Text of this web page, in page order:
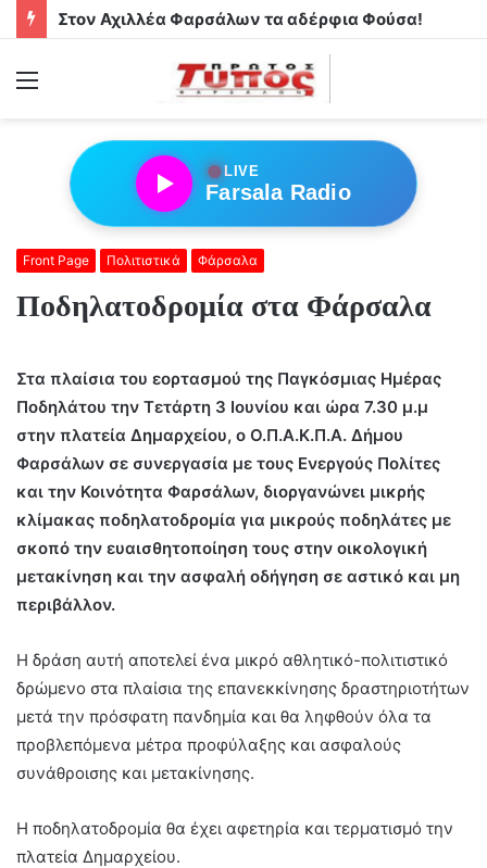
Στον Αχιλλέα Φαρσάλων τα αδέρφια Φούσα!
Menu
●LIVE
Farsala Radio
Front Page Πολιτιστικά Φάρσαλα
Ποδηλατοδρομία στα Φάρσαλα
Στα πλαίσια του εορτασμού της Παγκόσμιας Ημέρας
Ποδηλάτου την Τετάρτη 3 Ιουνίου και ώρα 7.30 μ.μ
στην πλατεία Δημαρχείου, ο Ο.Π.Α.Κ.Π.Α. Δήμου
Φαρσάλων σε συνεργασία με τους Ενεργούς Πολίτες
και την Κοινότητα Φαρσάλων, διοργανώνει μικρής
κλίμακας ποδηλατοδρομία για μικρούς ποδηλάτες με
σκοπό την ευαισθητοποίηση τους στην οικολογική
μετακίνηση και την ασφαλή οδήγηση σε αστικό και μη
περιβάλλον.
Η δράση αυτή αποτελεί ένα μικρό αθλητικό-πολιτιστικό
δρώμενο στα πλαίσια της επανεκκίνησης δραστηριοτήτων
μετά την πρόσφατη πανδημία και θα ληφθούν όλα τα
προβλεπόμενα μέτρα προφύλαξης και ασφαλούς
συνάθροισης και μετακίνησης.
Η ποδηλατοδρομία θα έχει αφετηρία και τερματισμό την
πλατεία Δημαρχείου.